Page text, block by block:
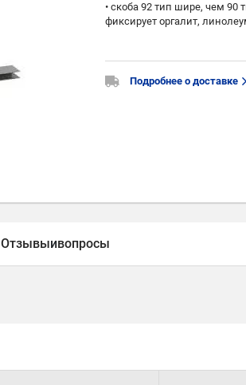
• скоба 92 тип шире, чем 90
фиксирует оргалит,
Подробнее о доставке
Отзывыивопросы